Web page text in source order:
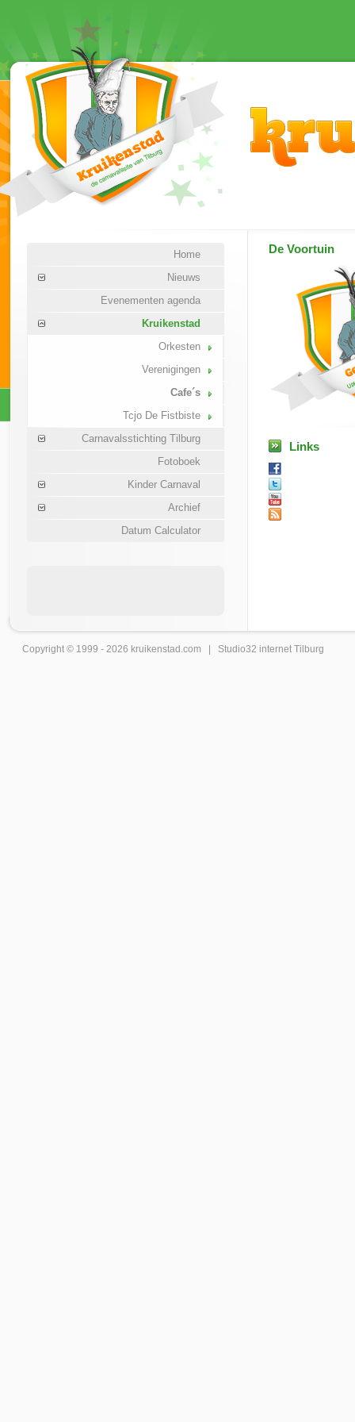
Home
Nieuws
Evenementen agenda
Kruikenstad
Orkesten
Verenigingen
Cafe´s
Tcjo De Fistbiste
Carnavalsstichting Tilburg
Fotoboek
Kinder Carnaval
Archief
Datum Calculator
De Voortuin
Links
Copyright © 1999 - 2026 kruikenstad .com | Studio32 internet Tilburg